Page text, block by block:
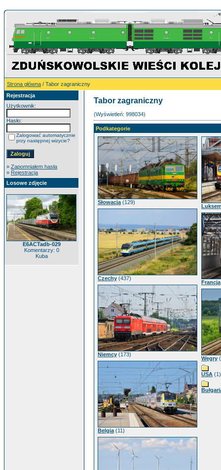
Strona główna / Tabor zagraniczny
Rejestracja
Użytkownik:
Hasło:
Zalogować automatycznie
przy następnej wizycie?
» Zapomniałem hasła
» Rejestracja
Losowe zdjęcie
E6ACTadb-029
Komentarzy: 0
Kuba
Tabor zagraniczny
(Wyświetleń: 998034)
Podkategorie
Słowacja (129)
Czechy (437)
Niemcy (173)
Belgia (11)
Francja
Węgry
USA (1)